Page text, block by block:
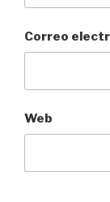
Correo
Web